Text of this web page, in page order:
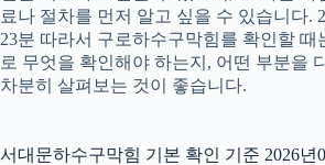
료나 절차를 먼저 알고 싶을 수 있습니다.
23분 따라서 구로하수구막힘를 확인할 때
로 무엇을 확인해야 하는지, 어떤 부분을
차분히 살펴보는 것이 좋습니다.
서대문하수구막힘 기본 확인 기준 2026년